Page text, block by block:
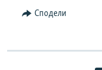
Сподели